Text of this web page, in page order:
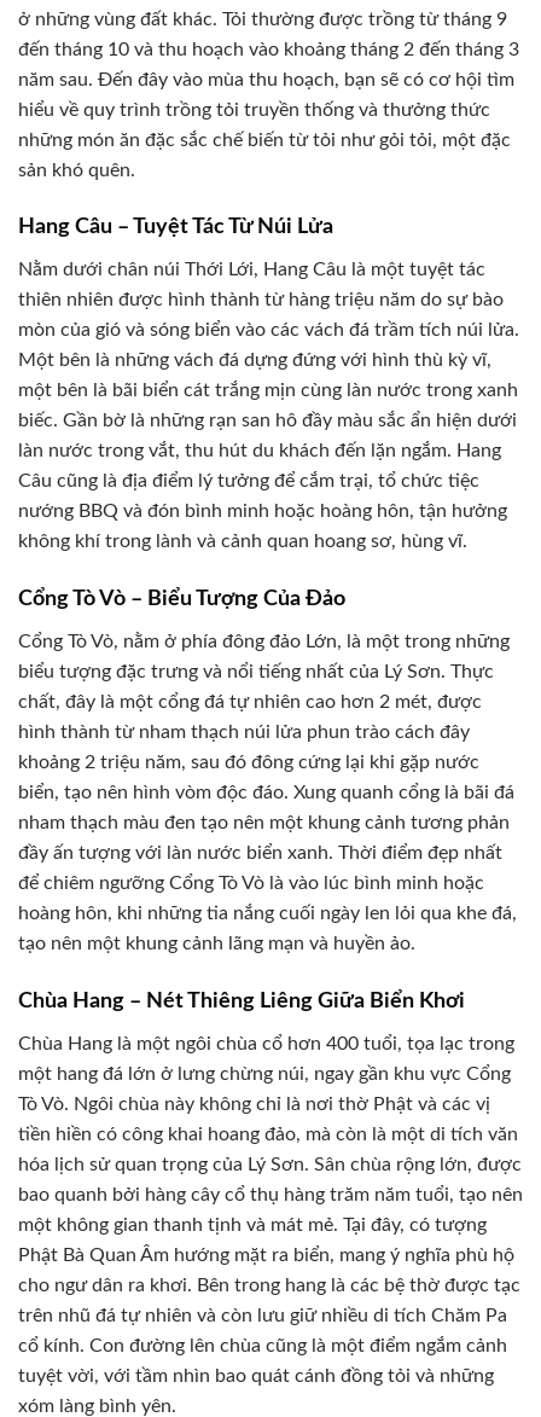
ở những vùng đất khác. Tỏi thường được trồng từ tháng 9
đến tháng 10 và thu hoạch vào khoảng tháng 2 đến tháng 3
năm sau. Đến đây vào mùa thu hoạch, bạn sẽ có cơ hội tìm
hiểu về quy trình trồng tỏi truyền thống và thưởng thức
những món ăn đặc sắc chế biến từ tỏi như gỏi tỏi, một đặc
sản khó quên.
Hang Câu – Tuyệt Tác Từ Núi Lửa
Nằm dưới chân núi Thới Lới, Hang Câu là một tuyệt tác
thiên nhiên được hình thành từ hàng triệu năm do sự bào
mòn của gió và sóng biển vào các vách đá trầm tích núi lửa.
Một bên là những vách đá dựng đứng với hình thù kỳ vĩ,
một bên là bãi biển cát trắng mịn cùng làn nước trong xanh
biếc. Gần bờ là những rạn san hô đầy màu sắc ẩn hiện dưới
làn nước trong vắt, thu hút du khách đến lặn ngắm. Hang
Câu cũng là địa điểm lý tưởng để cắm trại, tổ chức tiệc
nướng BBQ và đón bình minh hoặc hoàng hôn, tận hưởng
không khí trong lành và cảnh quan hoang sơ, hùng vĩ.
Cổng Tò Vò – Biểu Tượng Của Đảo
Cổng Tò Vò, nằm ở phía đông đảo Lớn, là một trong những
biểu tượng đặc trưng và nổi tiếng nhất của Lý Sơn. Thực
chất, đây là một cổng đá tự nhiên cao hơn 2 mét, được
hình thành từ nham thạch núi lửa phun trào cách đây
khoảng 2 triệu năm, sau đó đông cứng lại khi gặp nước
biển, tạo nên hình vòm độc đáo. Xung quanh cổng là bãi đá
nham thạch màu đen tạo nên một khung cảnh tương phản
đầy ấn tượng với làn nước biển xanh. Thời điểm đẹp nhất
để chiêm ngưỡng Cổng Tò Vò là vào lúc bình minh hoặc
hoàng hôn, khi những tia nắng cuối ngày len lỏi qua khe đá,
tạo nên một khung cảnh lãng mạn và huyền ảo.
Chùa Hang – Nét Thiêng Liêng Giữa Biển Khơi
Chùa Hang là một ngôi chùa cổ hơn 400 tuổi, tọa lạc trong
một hang đá lớn ở lưng chừng núi, ngay gần khu vực Cổng
Tò Vò. Ngôi chùa này không chỉ là nơi thờ Phật và các vị
tiền hiền có công khai hoang đảo, mà còn là một di tích văn
hóa lịch sử quan trọng của Lý Sơn. Sân chùa rộng lớn, được
bao quanh bởi hàng cây cổ thụ hàng trăm năm tuổi, tạo nên
một không gian thanh tịnh và mát mẻ. Tại đây, có tượng
Phật Bà Quan Âm hướng mặt ra biển, mang ý nghĩa phù hộ
cho ngư dân ra khơi. Bên trong hang là các bệ thờ được tạc
trên nhũ đá tự nhiên và còn lưu giữ nhiều di tích Chăm Pa
cổ kính. Con đường lên chùa cũng là một điểm ngắm cảnh
tuyệt vời, với tầm nhìn bao quát cánh đồng tỏi và những
xóm làng bình yên.